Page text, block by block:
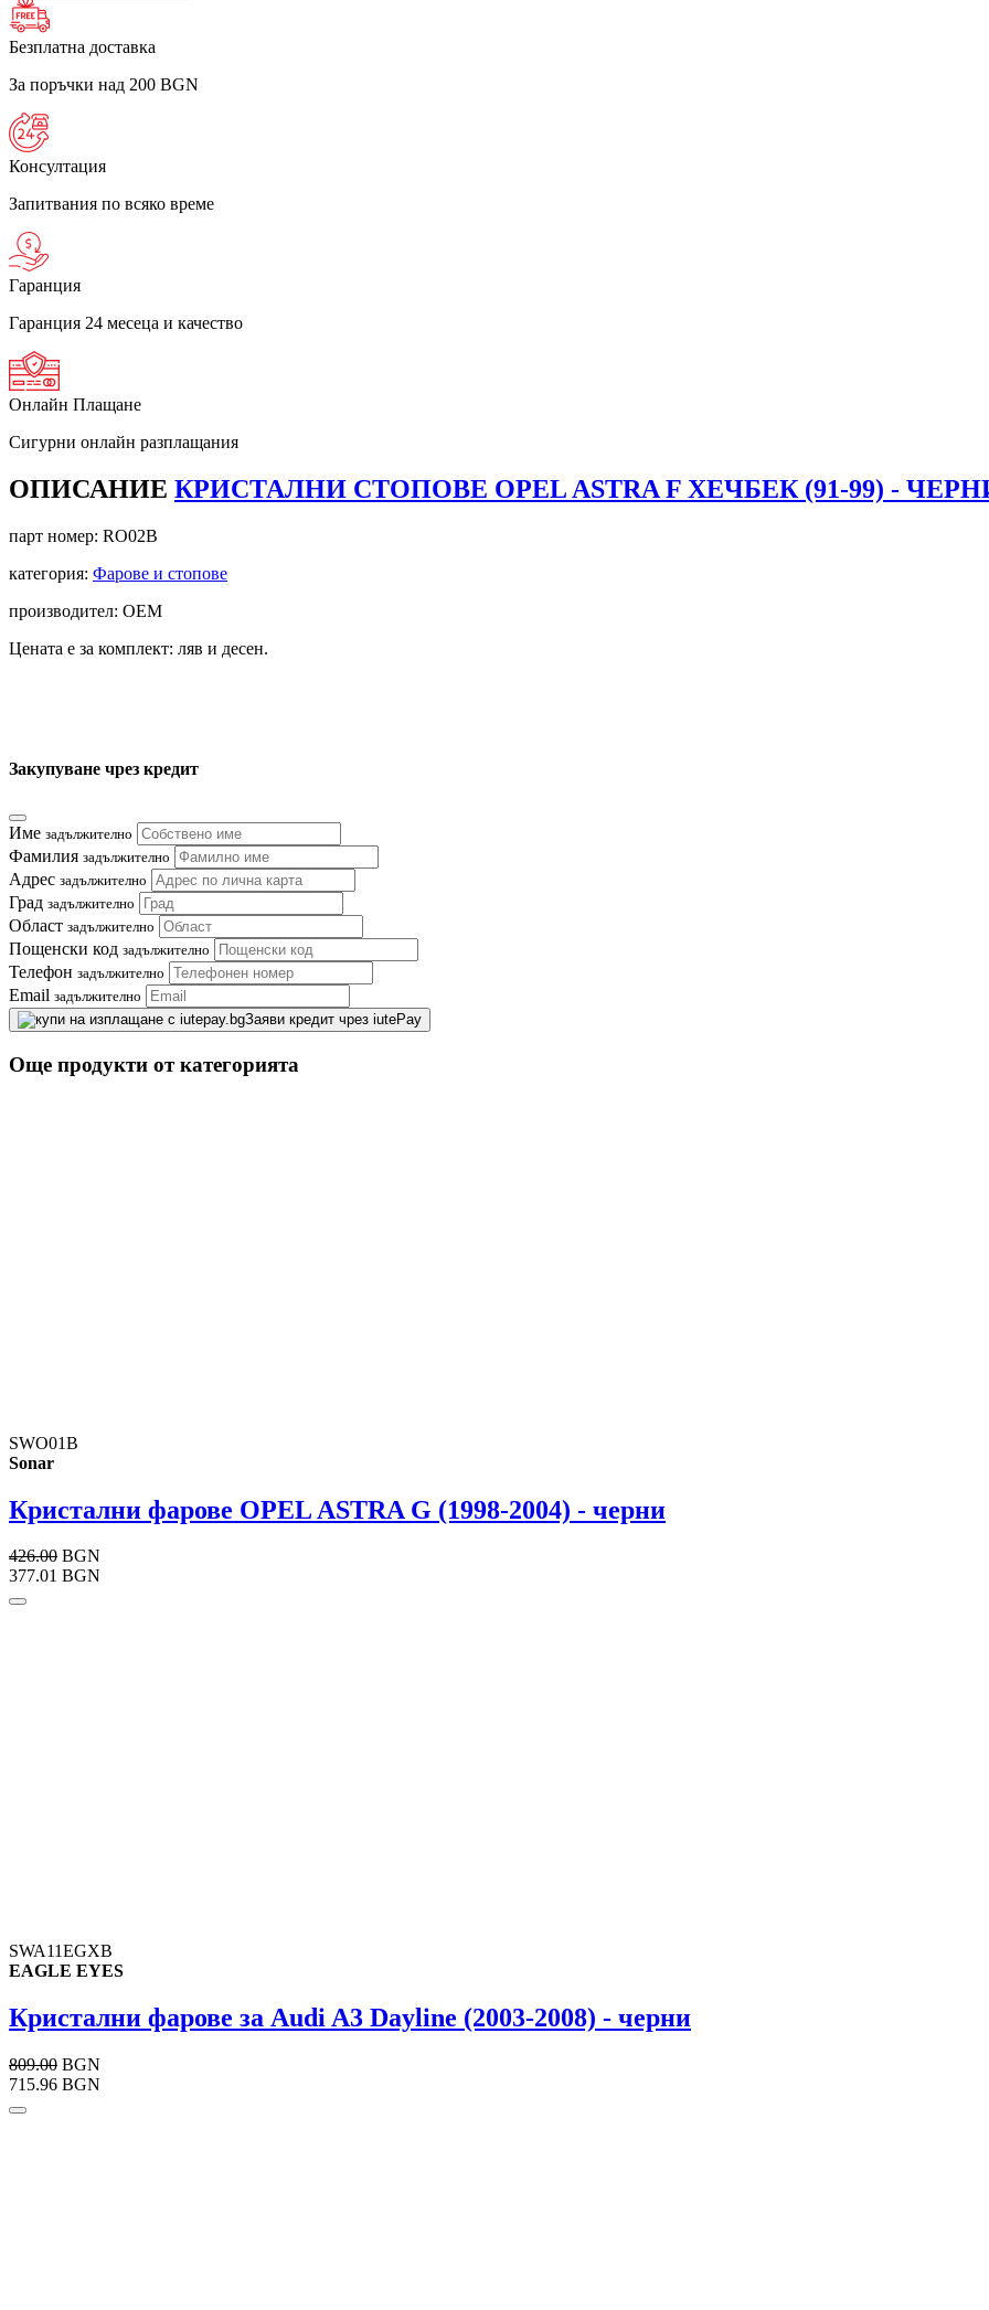
Безплатна доставка
За поръчки над 200 BGN
Консултация
Запитвания по всяко време
Гаранция
Гаранция 24 месеца и качество
Онлайн Плащане
Сигурни онлайн разплащания
ОПИСАНИЕ КРИСТАЛНИ СТОПОВЕ OPEL ASTRA F ХЕЧБЕК (91-99) -
парт номер: RO02B
категория: Фарове и стопове
производител: OEM
Цената е за комплект: ляв и десен.
Закупуване чрез кредит
Име задължително
Фамилия задължително
Адрес задължително
Град задължително
Област задължително
Пощенски код задължително
Телефон задължително
Email задължително
Заяви кредит чрез iutePay
Още продукти от категорията
SWO01B
Sonar
Кристални фарове OPEL ASTRA G (1998-2004) - черни
426.00 BGN
377.01 BGN
SWA11EGXB
EAGLE EYES
Кристални фарове за Audi A3 Dayline (2003-2008) - черни
809.00 BGN
715.96 BGN